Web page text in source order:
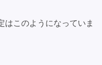
はこのようになっていま